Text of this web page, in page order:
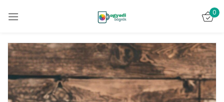
0
Bejelentkezés